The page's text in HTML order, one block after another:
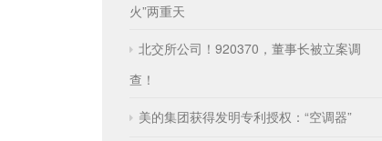
火”两重天
北交所公司！920370，董事长被立案调
查！
美的集团获得发明专利授权：“空调器”